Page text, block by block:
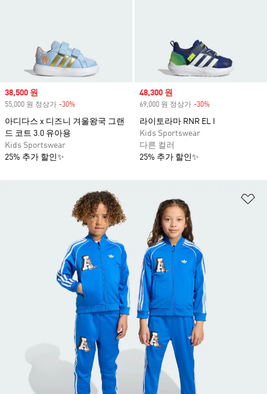
Sale price
38,500 원
55,000 원 정상가 -30%
아디다스 x 디즈니 겨울왕국 그랜
드 코트 3.0 유아용
Kids Sportswear
25% 추가 할인✨
Sale price
48,300 원
69,000 원 정상가 -30%
라이토라마 RNR EL I
Kids Sportswear
다른 컬러
25% 추가 할인✨